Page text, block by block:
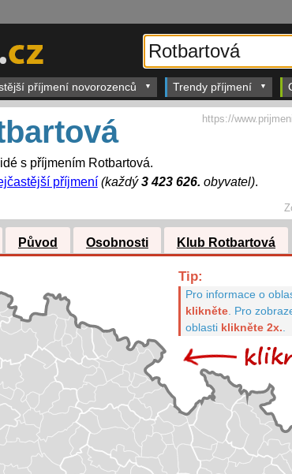
příjmení novorozenců Trendy příjmení
s příjmením Rotbartová.
příjmení (každý3 423 626. obyvatel).
https://
Původ Osobnosti Klub Rotbartová
Tip:
Pro informace o
klikněte. Pro
oblasti klikněte 2x.